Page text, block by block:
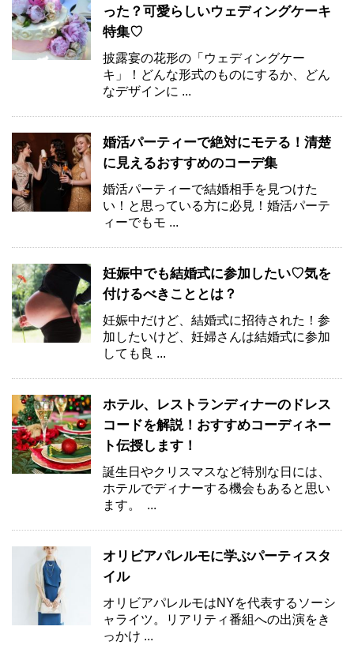
った？可愛らしいウェディングケーキ
特集♡
披露宴の花形の「ウェディングケー
キ」！どんな形式のものにするか、どん
なデザインに ...
婚活パーティーで絶対にモテる！清楚
に見えるおすすめのコーデ集
婚活パーティーで結婚相手を見つけた
い！と思っている方に必見！婚活パーテ
ィーでもモ ...
妊娠中でも結婚式に参加したい♡気を
付けるべきこととは？
妊娠中だけど、結婚式に招待された！参
加したいけど、妊婦さんは結婚式に参加
しても良 ...
ホテル、レストランディナーのドレス
コードを解説！おすすめコーディネー
ト伝授します！
誕生日やクリスマスなど特別な日には、
ホテルでディナーする機会もあると思い
ます。 ...
オリビアパレルモに学ぶパーティスタ
イル
オリビアパレルモはNYを代表するソーシ
ャライツ。リアリティ番組への出演をき
っかけ ...